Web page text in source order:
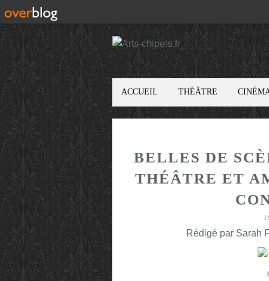
ACCUEIL THÉÂTRE
BELLES DE
THÉÂTRE ET
Rédigé par Sarah